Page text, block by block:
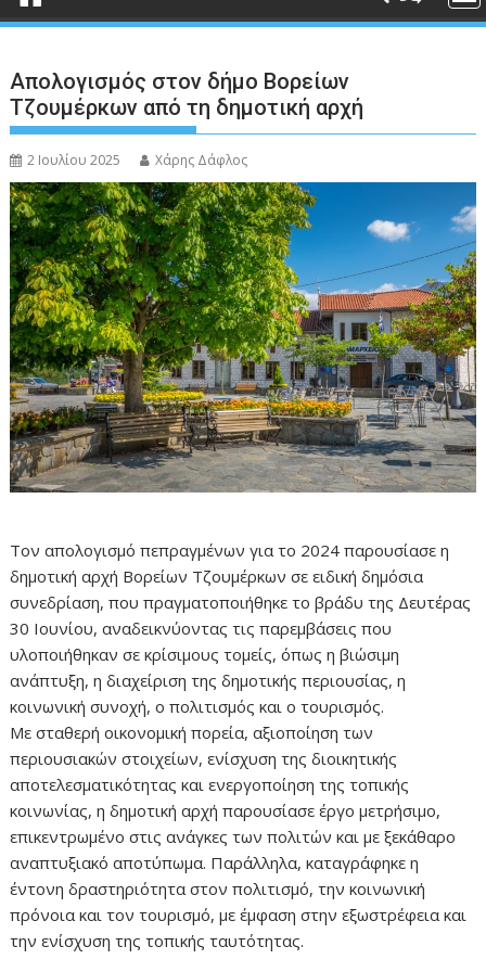
Απολογισμός στον δήμο Βορείων
Τζουμέρκων από τη δημοτική αρχή
2 Ιουλίου 2025 Χάρης Δάφλος
Τον απολογισμό πεπραγμένων για το 2024 παρουσίασε η
δημοτική αρχή Βορείων Τζουμέρκων σε ειδική δημόσια
συνεδρίαση, που πραγματοποιήθηκε το βράδυ της Δευτέρας
30 Ιουνίου, αναδεικνύοντας τις παρεμβάσεις που
υλοποιήθηκαν σε κρίσιμους τομείς, όπως η βιώσιμη
ανάπτυξη, η διαχείριση της δημοτικής περιουσίας, η
κοινωνική συνοχή, ο πολιτισμός και ο τουρισμός.
Με σταθερή οικονομική πορεία, αξιοποίηση των
περιουσιακών στοιχείων, ενίσχυση της διοικητικής
αποτελεσματικότητας και ενεργοποίηση της τοπικής
κοινωνίας, η δημοτική αρχή παρουσίασε έργο μετρήσιμο,
επικεντρωμένο στις ανάγκες των πολιτών και με ξεκάθαρο
αναπτυξιακό αποτύπωμα. Παράλληλα, καταγράφηκε η
έντονη δραστηριότητα στον πολιτισμό, την κοινωνική
πρόνοια και τον τουρισμό, με έμφαση στην εξωστρέφεια και
την ενίσχυση της τοπικής ταυτότητας.